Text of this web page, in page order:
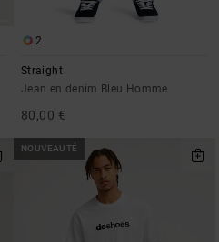
2
Straight
Jean en denim Bleu Homme
80,00 €
NOUVEAUTÉ